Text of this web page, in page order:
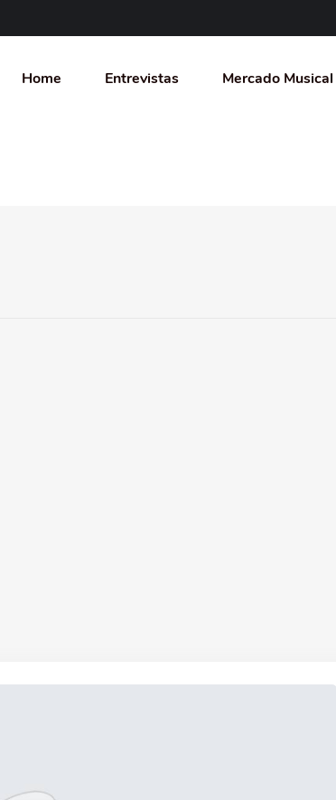
Home Entrevistas Mercado Musical